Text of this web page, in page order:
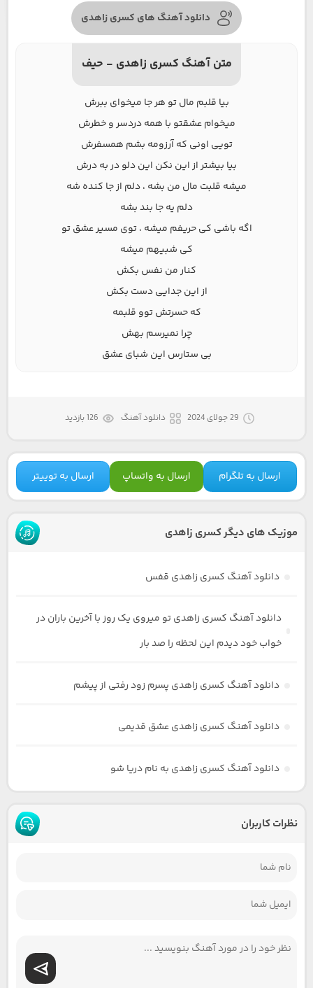
دانلود آهنگ های کسری زاهدی
متن آهنگ کسری زاهدی - حیف
بیا قلبم مال تو هر جا میخوای ببرش
میخوام عشقتو با همه دردسر و خطرش
تویی اونی که آرزومه بشم همسفرش
بیا بیشتر از این نکن این دلو در به درش
میشه قلبت مال من بشه ، دلم از جا کنده شه
دلم یه جا بند بشه
اگه باشی کی حریفم میشه ، توی مسیر عشق تو
کی شبیهم میشه
کنار من نفس بکش
از این جدایی دست بکش
که حسرتش توو قلبمه
چرا نمیرسم بهش
بی ستارس این شبای عشق
29 جولای 2024 دانلود آهنگ 126 بازدید
ارسال به تلگرام ارسال به واتساپ ارسال به توییتر
موزیک های دیگر کسری زاهدی
دانلود آهنگ کسری زاهدی قفس
دانلود آهنگ کسری زاهدی تو میروی یک روز با آخرین باران در
خواب خود دیدم این لحظه را صد بار
دانلود آهنگ کسری زاهدی پسرم زود رفتی از پیشم
دانلود آهنگ کسری زاهدی عشق قدیمی
دانلود آهنگ کسری زاهدی به نام دریا شو
نظرات کاربران